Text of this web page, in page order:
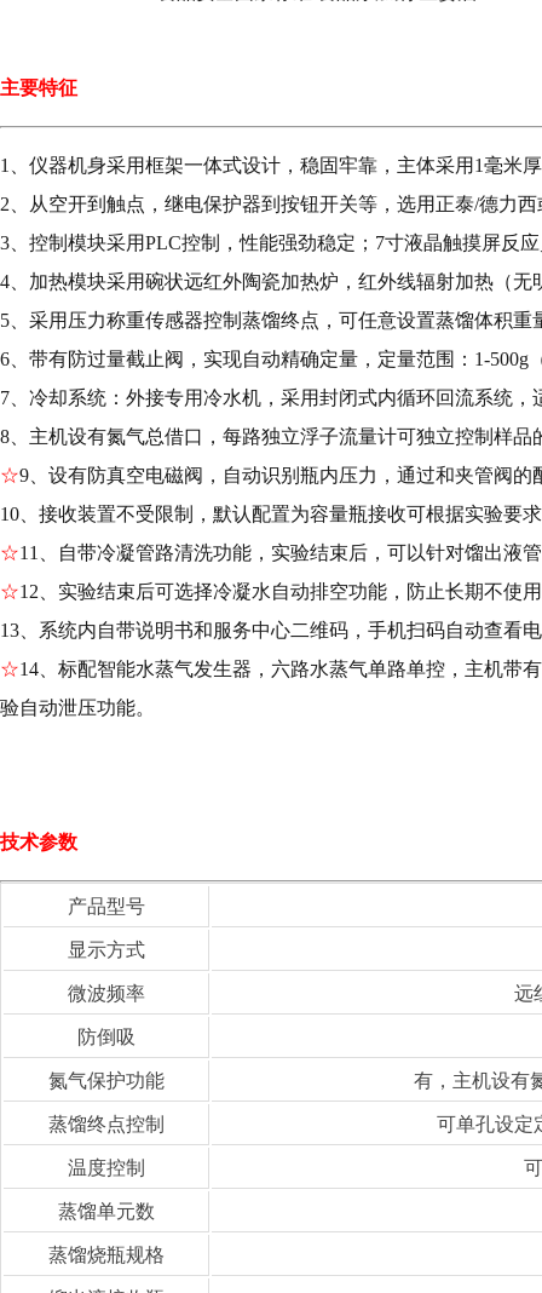
主要特征
1、仪器机身采用框架一体式设计，稳固牢靠，主体采用1毫米
2、从空开到触点，继电保护器到按钮开关等，选用正泰/德力
3、控制模块采用PLC控制，性能强劲稳定；7寸液晶触摸屏反
4、加热模块采用碗状远红外陶瓷加热炉，红外线辐射加热（
5、采用压力称重传感器控制蒸馏终点，可任意设置蒸馏体积
6、带有防过量截止阀，实现自动精确定量，定量范围：1-
7、冷却系统：外接专用冷水机， 采用封闭式内循环回流系统，
8、主机设有氮气总借口，每路独立浮子流量计可独立控制样
☆9、设有防真空电磁阀，自动识别瓶内压力，通过和夹管阀
10、接收装置不受限制，默认配置为容量瓶接收可根据实验要
☆11、自带冷凝管路清洗功能，实验结束后，可以针对馏出液
☆12、实验结束后可选择冷凝水自动排空功能，防止长期不使
13、系统内自带说明书和服务中心二维码，手机扫码自动查看
☆14、标配智能水蒸气发生器，六路水蒸气单路单控，主机带
验自动泄压功能。
技术参数
产品型号
显示方式
微波频率 远
防倒吸
氮气保护功能 有，主机设有
蒸馏终点控制 可单孔设定
温度控制
蒸馏单元数
蒸馏烧瓶规格